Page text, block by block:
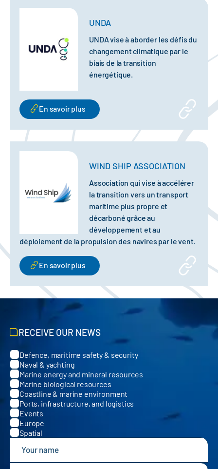
UNDA
UNDA vise à aborder les défis du
changement climatique par le
biais de la transition
énergétique.
En savoir plus
WIND SHIP ASSOCIATION
Association qui vise à accélérer
la transition vers un transport
maritime plus propre et
décarboné grâce au
développement et au
déploiement de la propulsion des navires par le vent.
En savoir plus
RECEIVE OUR NEWS
Categories
Defence, maritime safety & security
Naval & yachting
Marine energy and mineral resources
Marine biological resources
Coastline & marine environment
Ports, infrastructure, and logistics
Events
Europe
Spatial